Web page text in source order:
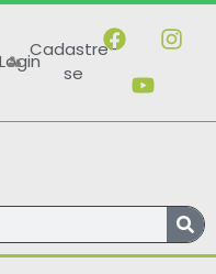
Login
Cadastre-
se